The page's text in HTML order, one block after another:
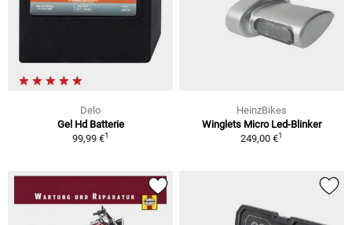
Delo
Gel Hd Batterie
99,99 €1
HeinzBikes
Winglets Micro Led-Blinker
249,00 €1